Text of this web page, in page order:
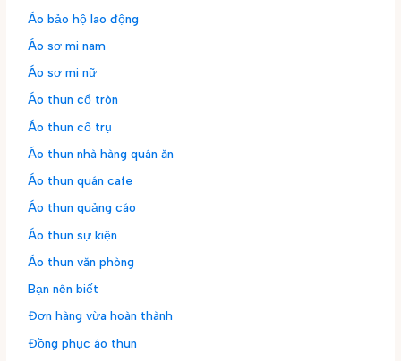
Áo bảo hộ lao động
Áo sơ mi nam
Áo sơ mi nữ
Áo thun cổ tròn
Áo thun cổ trụ
Áo thun nhà hàng quán ăn
Áo thun quán cafe
Áo thun quảng cáo
Áo thun sự kiện
Áo thun văn phòng
Bạn nên biết
Đơn hàng vừa hoàn thành
Đồng phục áo thun